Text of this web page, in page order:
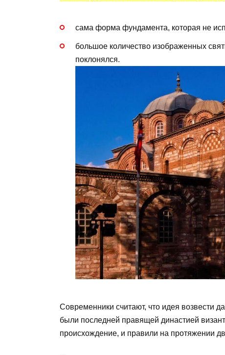
сама форма фундамента, которая не
большое количество изображенных
поклонялся.
Современники считают, что идея возвести
были последней правящей династией
происхождение, и правили на протяжении